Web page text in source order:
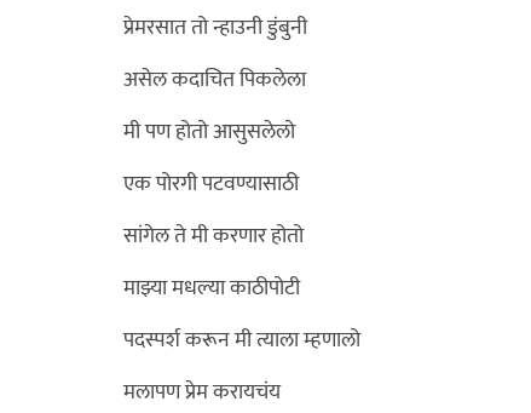
प्रेमरसात तो न्हाउनी डुंबुनी
असेल कदाचित पिकलेला
मी पण होतो आसुसलेलो
एक पोरगी पटवण्यासाठी
सांगेल ते मी करणार होतो
माझ्या मधल्या काठीपोटी
पदस्पर्श करून मी त्याला म्हणालो
मलापण प्रेम करायचंय